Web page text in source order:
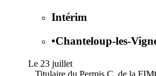
Intérim
•Chanteloup-les-
Le 23 juillet
...Titulaire du Permis C, de la